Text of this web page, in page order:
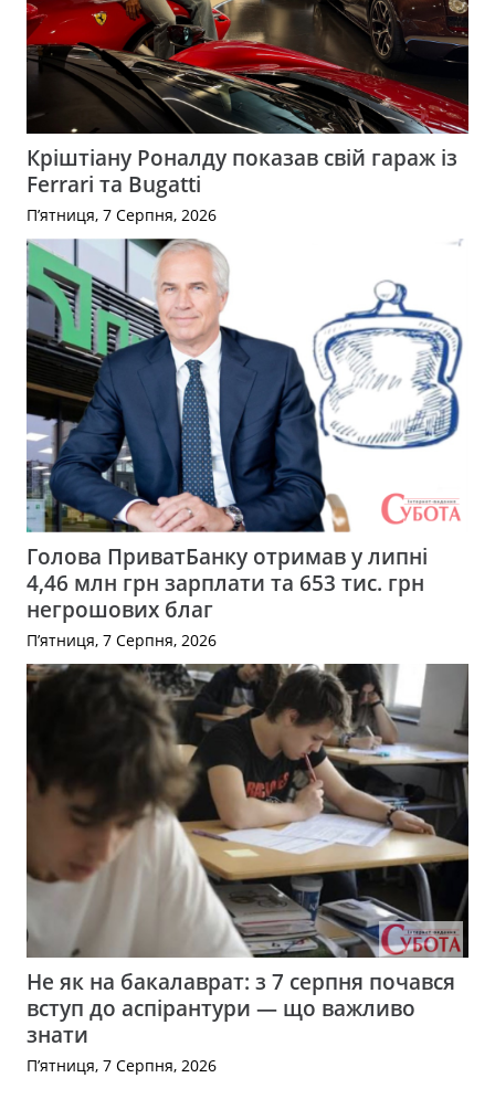
Кріштіану Роналду показав свій гараж із
Ferrari та Bugatti
П’ятниця, 7 Серпня, 2026
Голова ПриватБанку отримав у липні
4,46 млн грн зарплати та 653 тис. грн
негрошових благ
П’ятниця, 7 Серпня, 2026
Не як на бакалаврат: з 7 серпня почався
вступ до аспірантури — що важливо
знати
П’ятниця, 7 Серпня, 2026